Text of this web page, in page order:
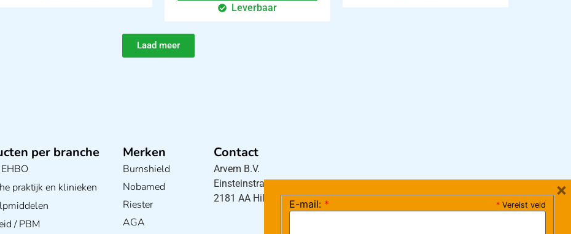
Leverbaar
Laad meer
per branche
praktijk en klinieken
/ PBM
Merken
Burnshield
Nobamed
Riester
AGA
Contact
Arvem B.V.
Einsteinstraat 5
2181 AA Hillegom
* Vereist veld
E-mail: *
×